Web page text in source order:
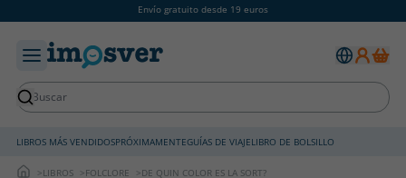
Envío gratuito desde 19 euros
LIBROS MÁS VENDIDOSPRÓXIMAMENTEGUÍAS DE VIAJELIBRO DE BOLSILLO
LIBROS FOLCLORE DE QUIN COLOR ES LA SORT?